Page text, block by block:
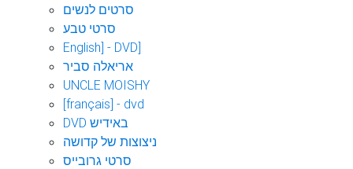
סרטים לנשים
סרטי טבע
English] - DVD]
אריאלה סביר
UNCLE MOISHY
[français] - dvd
DVD באידיש
ניצוצות של קדושה
סרטי גרובייס